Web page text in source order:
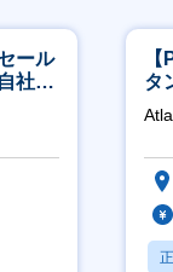
ール
社サ
タ
領